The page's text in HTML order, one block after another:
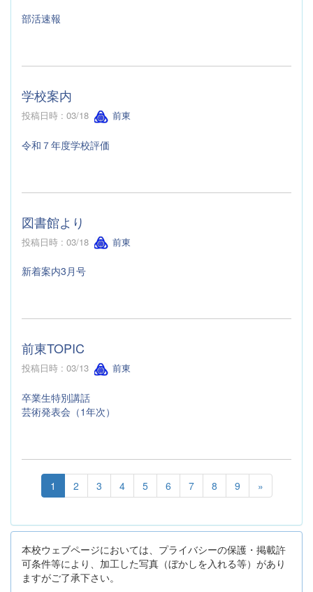
部活速報
学校案内
投稿日時 : 03/18 前東
令和７年度学校評価
図書館より
投稿日時 : 03/18 前東
新着案内3月号
前東TOPIC
投稿日時 : 03/13 前東
卒業生特別講話
芸術発表会（1年次）
1 2 3 4 5 6 7 8 9 »
本校ウェブページにおいては、プライバシーの保護・掲載許
可条件等により、加工した写真（ぼかしを入れる等）があり
ますがご了承下さい。